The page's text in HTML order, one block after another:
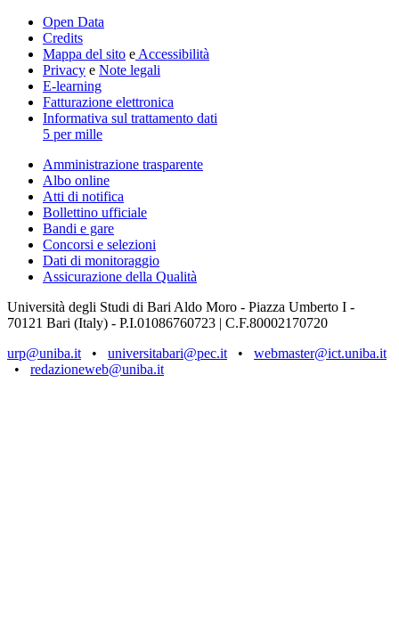
Open Data
Credits
Mappa del sito e Accessibilità
Privacy e Note legali
E-learning
Fatturazione elettronica
Informativa sul trattamento dati
5 per mille
Amministrazione trasparente
Albo online
Atti di notifica
Bollettino ufficiale
Bandi e gare
Concorsi e selezioni
Dati di monitoraggio
Assicurazione della Qualità
Università degli Studi di Bari Aldo Moro - Piazza Umberto I -
70121 Bari (Italy) - P.I.01086760723 | C.F.80002170720
urp@uniba.it • universitabari@pec.it • webmaster@ict.uniba.it
• redazioneweb@uniba.it